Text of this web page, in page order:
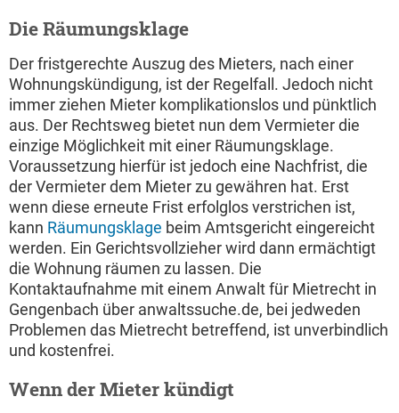
Die Räumungsklage
Der fristgerechte Auszug des Mieters, nach einer
Wohnungskündigung, ist der Regelfall. Jedoch nicht
immer ziehen Mieter komplikationslos und pünktlich
aus. Der Rechtsweg bietet nun dem Vermieter die
einzige Möglichkeit mit einer Räumungsklage.
Voraussetzung hierfür ist jedoch eine Nachfrist, die
der Vermieter dem Mieter zu gewähren hat. Erst
wenn diese erneute Frist erfolglos verstrichen ist,
kann Räumungsklage beim Amtsgericht eingereicht
werden. Ein Gerichtsvollzieher wird dann ermächtigt
die Wohnung räumen zu lassen. Die
Kontaktaufnahme mit einem Anwalt für Mietrecht in
Gengenbach über anwaltssuche.de, bei jedweden
Problemen das Mietrecht betreffend, ist unverbindlich
und kostenfrei.
Wenn der Mieter kündigt